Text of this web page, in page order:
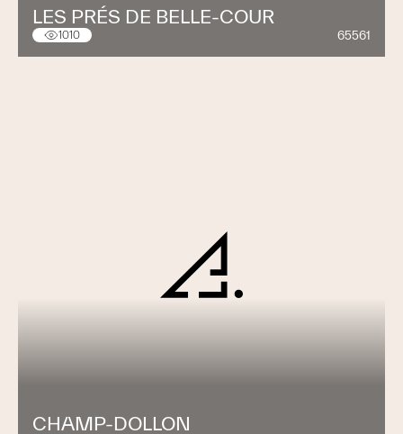
LES PRÉS DE BELLE-COUR
1010 65561
CHAMP-DOLLON